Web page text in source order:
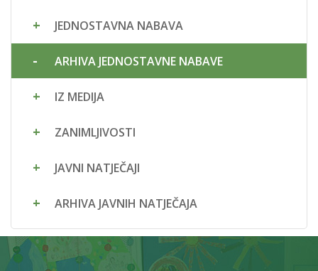
JEDNOSTAVNA NABAVA
ARHIVA JEDNOSTAVNE NABAVE
IZ MEDIJA
ZANIMLJIVOSTI
JAVNI NATJEČAJI
ARHIVA JAVNIH NATJEČAJA